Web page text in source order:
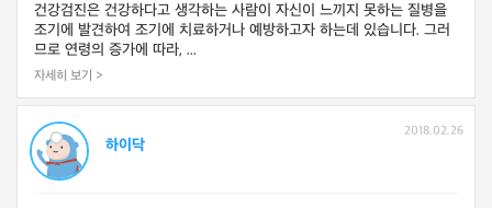
건강검진은 건강하다고 생각하는 사람이 자신이 느끼지 못하는 질병을
조기에 발견하여 조기에 치료하거나 예방하고자 하는데 있습니다. 그러
므로 연령의 증가에 따라, ...
자세히 보기 >
하이닥
2018.02.26